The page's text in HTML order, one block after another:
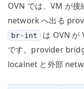
OVN では、VM が
network へ出る
br-int
は OVN
です。provider
localnet と外部